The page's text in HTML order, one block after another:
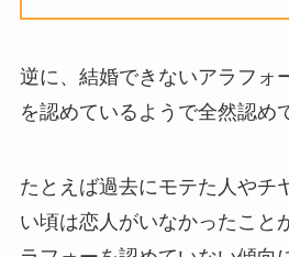
逆に、結婚できないアラフォ
を認めているようで全然認め
たとえば過去にモテた人やチ
い頃は恋人がいなかったこと